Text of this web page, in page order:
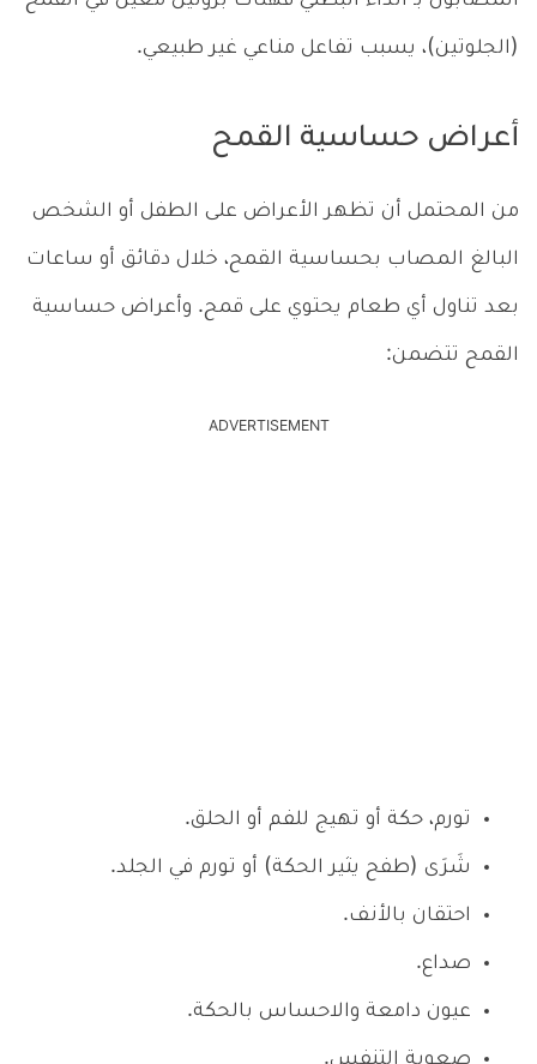
(الجلوتين)، يسبب تفاعل مناعي غير طبيعي.
أعراض حساسية القمح
من المحتمل أن تظهر الأعراض على الطفل أو الشخص
البالغ المصاب بحساسية القمح، خلال دقائق أو ساعات
بعد تناول أي طعام يحتوي على قمح. وأعراض حساسية
القمح تتضمن:
ADVERTISEMENT
تورم، حكة أو تهيج للفم أو الحلق.
شَرَى (طفح يثير الحكة) أو تورم في الجلد.
احتقان بالأنف.
صداع.
عيون دامعة والاحساس بالحكة.